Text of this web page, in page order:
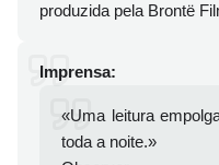
produzida pela Brontë
Imprensa:
«Uma leitura
toda a noite.»